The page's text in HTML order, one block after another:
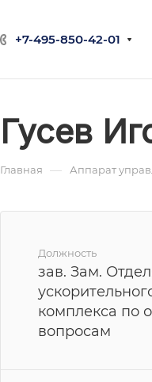
+7-495-850-42-01
Гусев
Главная — Аппарат
Должность
зав. Зам.
комплекса по
вопросам